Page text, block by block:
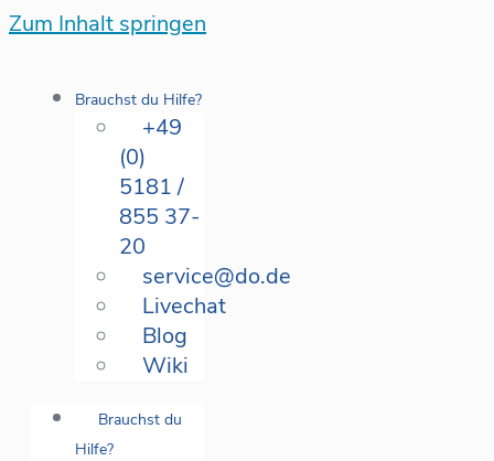
Zum Inhalt springen
Brauchst du Hilfe?
+49
(0)
5181 /
855 37-
20
service@do.de
Livechat
Blog
Wiki
Brauchst du
Hilfe?